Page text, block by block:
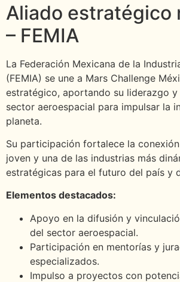
Aliado estratégico
– FEMIA
La Federación Mexicana de la
(FEMIA) se une a Mars Challenge
estratégico, aportando su liderazgo y
sector aeroespacial para impulsar la
planeta.
Su participación fortalece la
joven y una de las industrias más
estratégicas para el futuro del país y
Elementos destacados:
Apoyo en la difusión y
del sector aeroespacial.
Participación en mentorías y
especializados.
Impulso a proyectos con